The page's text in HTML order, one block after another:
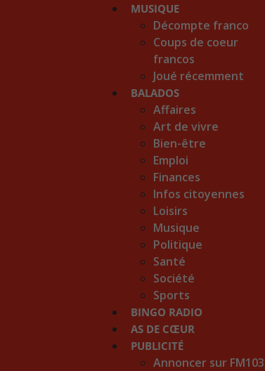
MUSIQUE
Décompte franco
Coups de coeur
francos
Joué récemment
BALADOS
Affaires
Art de vivre
Bien-être
Emploi
Finances
Infos citoyennes
Loisirs
Musique
Politique
Santé
Société
Sports
BINGO RADIO
AS DE CŒUR
PUBLICITÉ
Annoncer sur